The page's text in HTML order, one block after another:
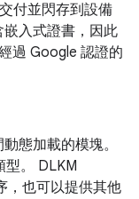
付並閃存到設備
入式證書，因此
過 Google 認證的
態加載的模塊。
型。 DLKM
，也可以提供其他